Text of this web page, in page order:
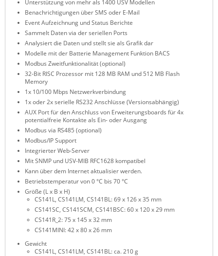
Tactical Software
TEKTELIC
Teltonika
Unwired Networks
Vision
WATTECO
Westermo
Yuasa
ZPE Systems
News zu unseren Herstellern
Unterstützung von mehr als 1400 USV Modellen
Benachrichtigungen über SMS oder E-Mail
Event Aufzeichnung und Status Berichte
Sammelt Daten via der seriellen Ports
Analysiert die Daten und stellt sie als Grafik dar
Modelle mit der Batterie Management Funktion BACS
Modbus Zweitfunktionalität (optional)
32-Bit RISC Prozessor mit 128 MB RAM und 512 MB Flash
Memory
1x 10/100 Mbps Netzwerkverbindung
1x oder 2x serielle RS232 Anschlüsse (Versionsabhängig)
AUX Port für den Anschluss von Erweiterungsboards für 4x
potentialfreie Kontakte als Ein- oder Ausgang
Modbus via RS485 (optional)
Modbus/IP Support
Integrierter Web-Server
Mit SNMP und USV-MIB RFC1628 kompatibel
Kann über dem Internet aktualisier werden.
Betriebstemperatur von 0 °C bis 70 °C
Größe (L x B x H)
CS141L, CS141LM, CS141BL: 69 x 126 x 35 mm
CS141SC, CS141SCM, CS141BSC: 60 x 120 x 29 mm
CS141R_2: 75 x 145 x 32 mm
CS141MINI: 42 x 80 x 26 mm
Gewicht
CS141L, CS141LM, CS141BL: ca. 210 g